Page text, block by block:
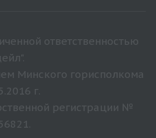
ответственностью
Минского горисполкома
г.
регистрации №